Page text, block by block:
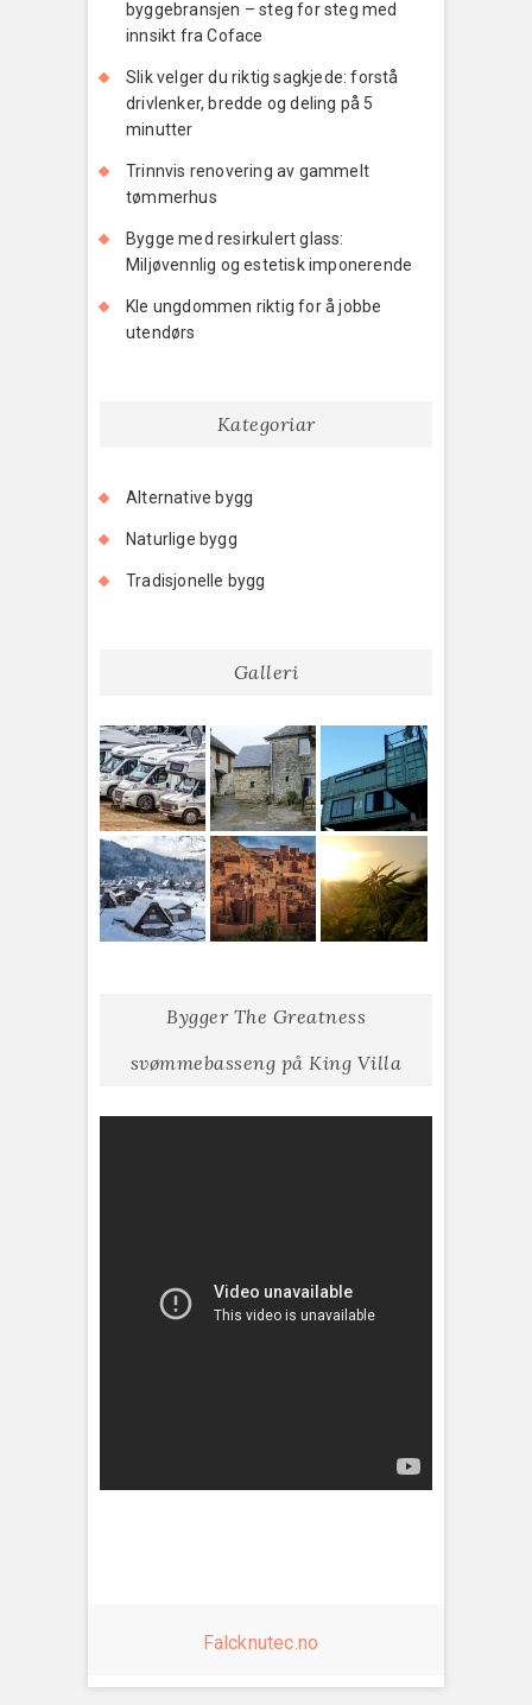
byggebransjen – steg for steg med
innsikt fra Coface
Slik velger du riktig sagkjede: forstå
drivlenker, bredde og deling på 5
minutter
Trinnvis renovering av gammelt
tømmerhus
Bygge med resirkulert glass:
Miljøvennlig og estetisk imponerende
Kle ungdommen riktig for å jobbe
utendørs
Kategoriar
Alternative bygg
Naturlige bygg
Tradisjonelle bygg
Galleri
Bygger The Greatness
svømmebasseng på King Villa
Falcknutec.no